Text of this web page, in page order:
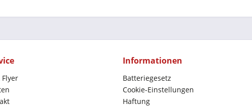
Flyer
Informationen
Batteriegesetz
Cookie-Einstellungen
Haftung